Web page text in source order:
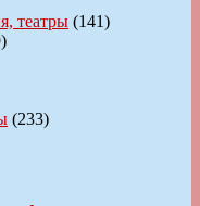
театры (141)
(233)